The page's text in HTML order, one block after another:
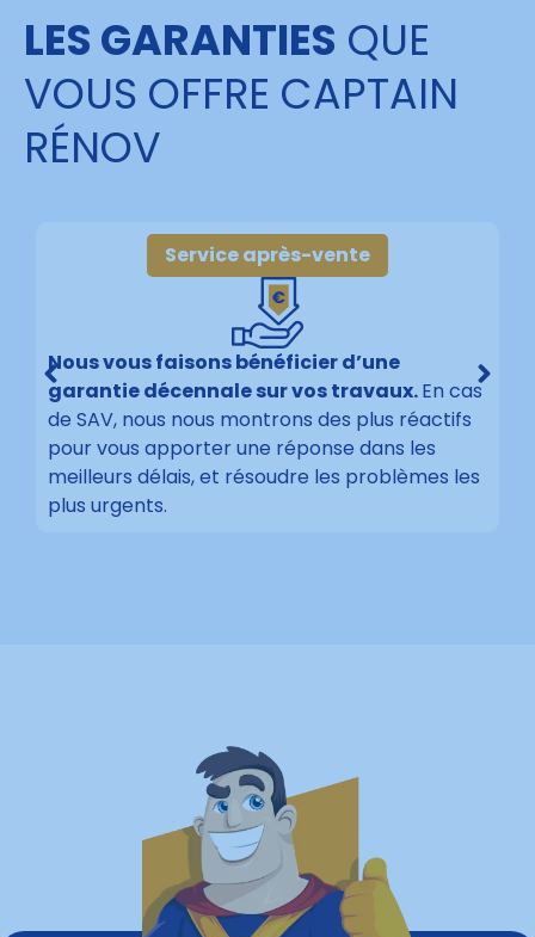
LES GARANTIES QUE
VOUS OFFRE CAPTAIN
RÉNOV
Service après-vente
Nous vous faisons bénéficier d’une
garantie décennale sur vos travaux.En cas
de SAV, nous nous montrons des plus réactifs
pour vous apporter une réponse dans les
meilleurs délais, et résoudre les problèmes les
plus urgents.